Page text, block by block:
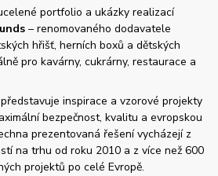
portfolio a ukázky realizací
– renomovaného dodavatele
hřišť, herních boxů a dětských
pro kavárny, cukrárny, restaurace a
inspirace a vzorové projekty
bezpečnost, kvalitu a evropskou
prezentovaná řešení vycházejí z
na trhu od roku 2010 a z více než 600
projektů po celé Evropě.